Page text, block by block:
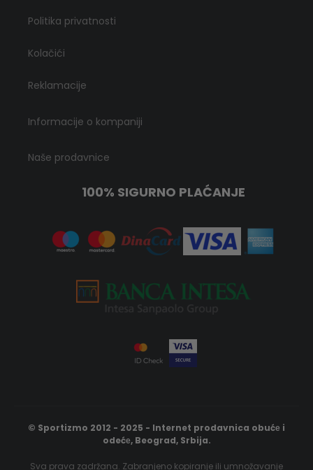
Politika privatnosti
Kolačići
Reklamacije
Informacije o kompaniji
Naše prodavnice
100% SIGURNO PLAĆANJE
© Sportizmo 2012 - 2025 - Internet prodavnica obućе i
odećе, Beograd, Srbija.
Sva prava zadržana. Zabranjeno kopiranje ili umnožavanje